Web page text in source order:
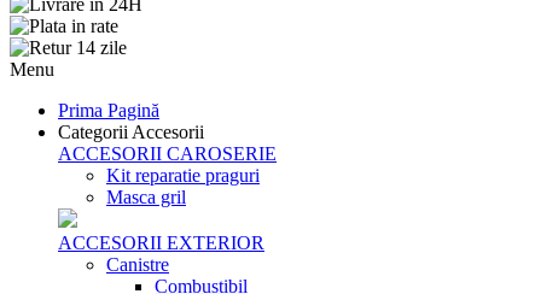
Menu
Prima Pagină
Categorii Accesorii
ACCESORII CAROSERIE
Kit reparatie praguri
Masca gril
ACCESORII EXTERIOR
Canistre
Combustibil